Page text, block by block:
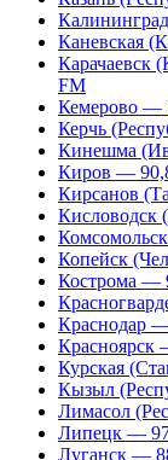
Каневская
Карачаевск
FM
Кемерово —
Керчь
Кинешма
Киров —
Кирсанов
Кисловодск
Копейск
Кострома —
Краснодар
Красноярск
Курская
Кызыл
Лимасол
Липецк —
Луганск —